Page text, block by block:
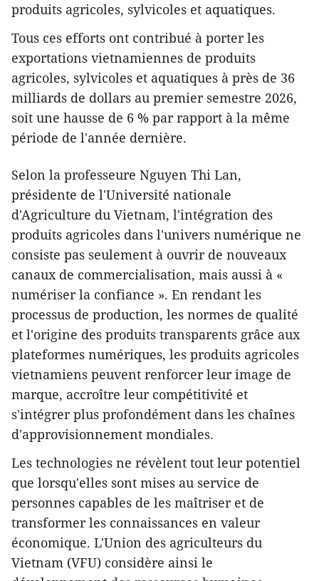
produits agricoles, sylvicoles et aquatiques.
Tous ces efforts ont contribué à porter les
exportations vietnamiennes de produits
agricoles, sylvicoles et aquatiques à près de 36
milliards de dollars au premier semestre 2026,
soit une hausse de 6 % par rapport à la même
période de l'année dernière.
Selon la professeure Nguyen Thi Lan,
présidente de l'Université nationale
d'Agriculture du Vietnam, l'intégration des
produits agricoles dans l'univers numérique ne
consiste pas seulement à ouvrir de nouveaux
canaux de commercialisation, mais aussi à «
numériser la confiance ». En rendant les
processus de production, les normes de qualité
et l'origine des produits transparents grâce aux
plateformes numériques, les produits agricoles
vietnamiens peuvent renforcer leur image de
marque, accroître leur compétitivité et
s'intégrer plus profondément dans les chaînes
d'approvisionnement mondiales.
Les technologies ne révèlent tout leur potentiel
que lorsqu'elles sont mises au service de
personnes capables de les maîtriser et de
transformer les connaissances en valeur
économique. L'Union des agriculteurs du
Vietnam (VFU) considère ainsi le